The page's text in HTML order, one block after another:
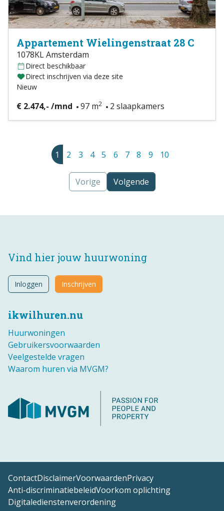
Appartement Wielingenstraat 28 C
1078KL Amsterdam
Direct beschikbaar
Direct inschrijven via deze site
Nieuw
€ 2.474,- /mnd 97 m2 2 slaapkamers
1 2 3 4 5 6 7 8 9 10
Vorige Volgende
ikwilhuren.nu
Huurwoningen
Gebruikersvoorwaarden
Veelgestelde vragen
Waarom huren via MVGM?
Vind hier jouw huurwoning
Inloggen Inschrijven
ContactDisclaimerVoorwaardenPrivacy
Anti-discriminatiebeleidVoorkom oplichting
Digitaledienstenverordening